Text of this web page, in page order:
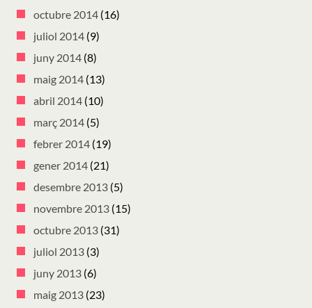
octubre 2014 (16)
juliol 2014 (9)
juny 2014 (8)
maig 2014 (13)
abril 2014 (10)
març 2014 (5)
febrer 2014 (19)
gener 2014 (21)
desembre 2013 (5)
novembre 2013 (15)
octubre 2013 (31)
juliol 2013 (3)
juny 2013 (6)
maig 2013 (23)